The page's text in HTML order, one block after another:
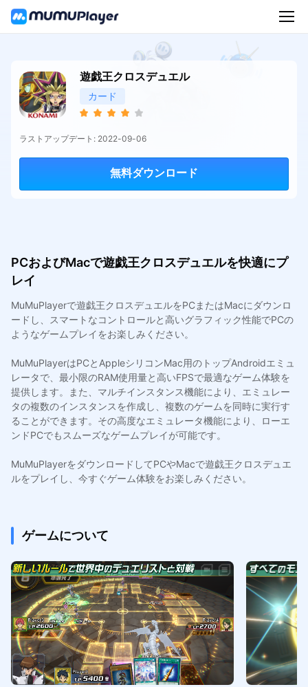
遊戯王クロスデュエル
カード
ラストアップデート: 2022-09-06
無料ダウンロード
PCおよびMacで遊戯王クロスデュエルを快適にプ
レイ
MuMuPlayerで遊戯王クロスデュエルをPCまたはMacにダウンロ
ードし、スマートなコントロールと高いグラフィック性能でPCの
ようなゲームプレイをお楽しみください。
MuMuPlayerはPCとAppleシリコンMac用のトップAndroidエミュ
レータで、最小限のRAM使用量と高いFPSで最適なゲーム体験を
提供します。また、マルチインスタンス機能により、エミュレー
タの複数のインスタンスを作成し、複数のゲームを同時に実行す
ることができます。その高度なエミュレータ機能により、ローエ
ンドPCでもスムーズなゲームプレイが可能です。
MuMuPlayerをダウンロードしてPCやMacで遊戯王クロスデュエ
ルをプレイし、今すぐゲーム体験をお楽しみください。
ゲームについて